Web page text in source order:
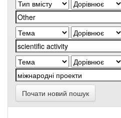
Почати новий пошук